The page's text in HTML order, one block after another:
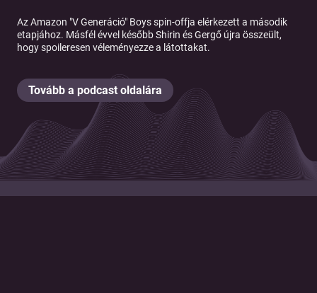
Az Amazon "V Generáció" Boys spin-offja elérkezett a második
etapjához. Másfél évvel később Shirin és Gergő újra összeült,
hogy spoileresen véleményezze a látottakat.
Tovább a podcast oldalára